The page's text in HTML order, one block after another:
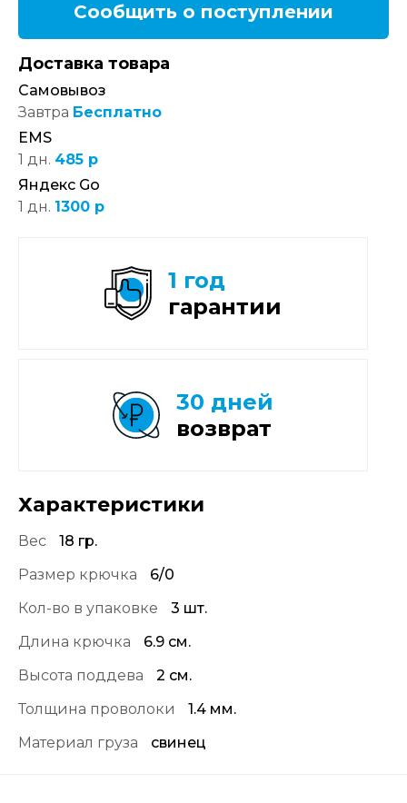
Сообщить о поступлении
Доставка товара
Самовывоз
Завтра Бесплатно
EMS
1 дн. 485 р
Яндекс Go
1 дн. 1300 р
Характеристики
Вес
18 гр.
Размер крючка
6/0
Кол-во в упаковке
3 шт.
Длина крючка
6.9 см.
Высота поддева
2 см.
Толщина проволоки
1.4 мм.
Материал груза
свинец
1 год
гарантии
30 дней
возврат